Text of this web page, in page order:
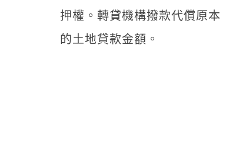
押權。轉貸機構撥款代償原本
的土地貸款金額。